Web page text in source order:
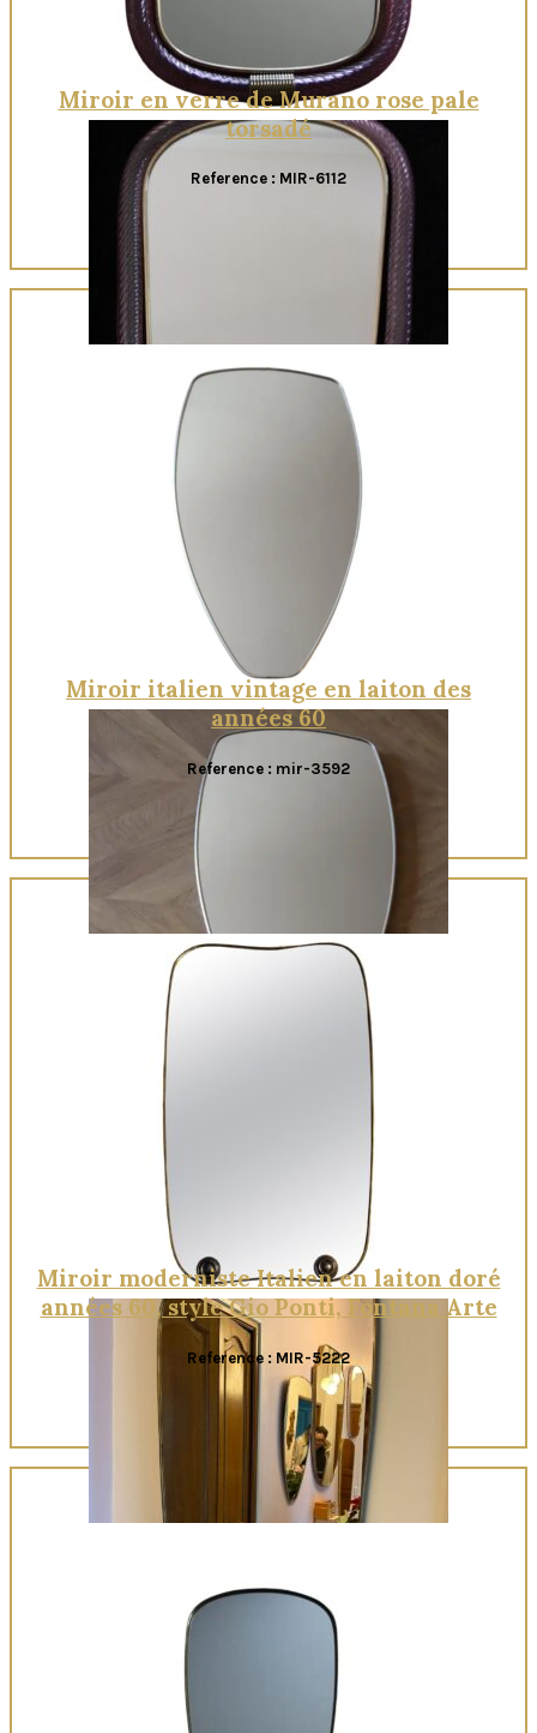
Miroir en verre de Murano rose pale
torsadé
Reference : MIR-6112
Miroir italien vintage en laiton des
années 60
Reference : mir-3592
Miroir moderniste Italien en laiton doré
années 60, style Gio Ponti, Fontana Arte
Reference : MIR-5222